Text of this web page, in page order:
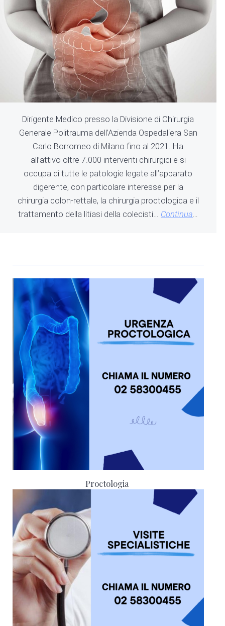
Dirigente Medico presso la Divisione di Chirurgia
Generale Politrauma dell’Azienda Ospedaliera San
Carlo Borromeo di Milano fino al 2021. Ha
all’attivo oltre 7.000 interventi chirurgici e si
occupa di tutte le patologie legate all’apparato
digerente, con particolare interesse per la
chirurgia colon-rettale, la chirurgia proctologica e il
trattamento della litiasi della colecisti… Continua…
Proctologia